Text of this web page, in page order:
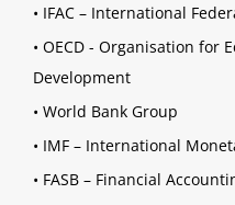
• IFAC – International
• OECD - Organisation for
Development
• World Bank Group
• IMF – International
• FASB – Financial